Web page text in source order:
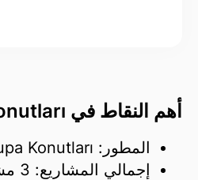
أهم النقاط في Avrupa Konutları
المطور: Avrupa Konutları
إجمالي المشاريع: 3 مشاريع